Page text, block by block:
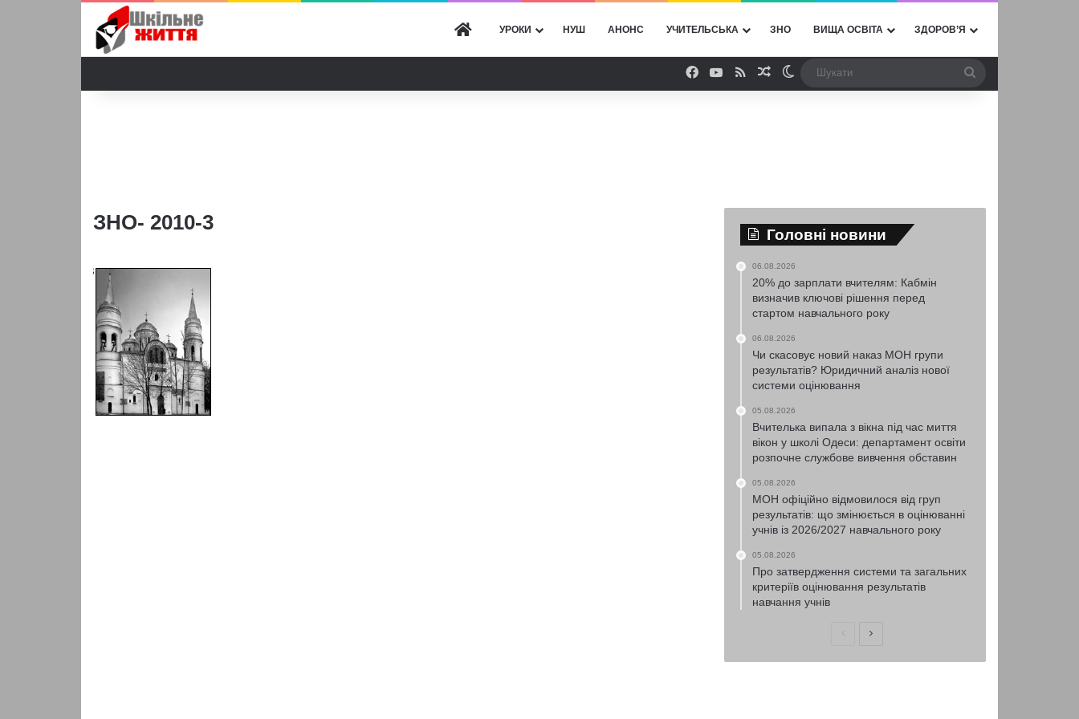
ГОЛОВНА
УРОКИ НУШ АНОНС УЧИТЕЛЬСЬКА ЗНО ВИЩА ОСВІТА ЗДОРОВ’Я
Facebook
YouTube
RSSВипадкова стаття
Switch skin
ЗНО- 2010-3
Головні новини
06.08.2026
20% до зарплати вчителям: Кабмін
визначив ключові рішення перед
стартом навчального року
06.08.2026
Чи скасовує новий наказ МОН групи
результатів? Юридичний аналіз нової
системи оцінювання
05.08.2026
Вчителька випала з вікна під час миття
вікон у школі Одеси: департамент освіти
розпочне службове вивчення обставин
05.08.2026
МОН офіційно відмовилося від груп
результатів: що змінюється в оцінюванні
учнів із 2026/2027 навчального року
05.08.2026
Про затвердження системи та загальних
критеріїв оцінювання результатів
навчання учнів
ПопередняНаступна